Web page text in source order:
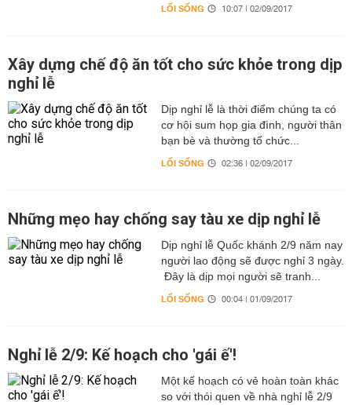
LỐI SỐNG 10:07 | 02/09/2017
Xây dựng chế độ ăn tốt cho sức khỏe trong dịp
nghỉ lễ
Dịp nghỉ lễ là thời điểm chúng ta có
cơ hội sum họp gia đình, người thân
bạn bè và thường tổ chức...
LỐI SỐNG 02:36 | 02/09/2017
Những mẹo hay chống say tàu xe dịp nghỉ lễ
Dịp nghỉ lễ Quốc khánh 2/9 năm nay
người lao động sẽ được nghỉ 3 ngày.
Đây là dịp mọi người sẽ tranh...
LỐI SỐNG 00:04 | 01/09/2017
Nghỉ lễ 2/9: Kế hoạch cho 'gái ế'!
Một kế hoạch có vẻ hoàn toàn khác
so với thói quen về nhà nghỉ lễ 2/9